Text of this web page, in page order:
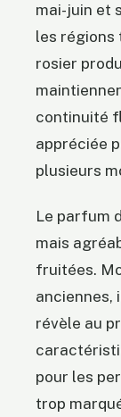
mai-juin et
les régions
rosier
continuité
appréciée
plusieurs
Le parfum
mais
fruitées.
anciennes,
révèle au
pour les
trop